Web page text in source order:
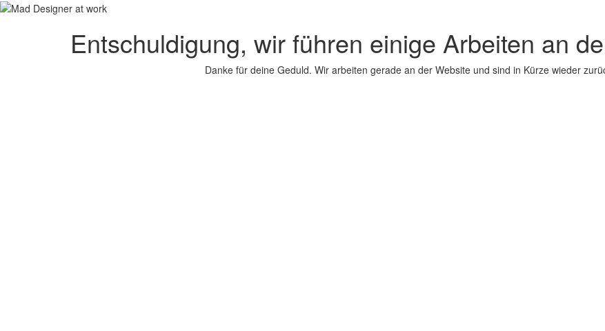
Entschuldigung, wir führen einige Arbeiten an
Danke für deine Geduld. Wir arbeiten gerade an der Website und sind in Kürze wieder